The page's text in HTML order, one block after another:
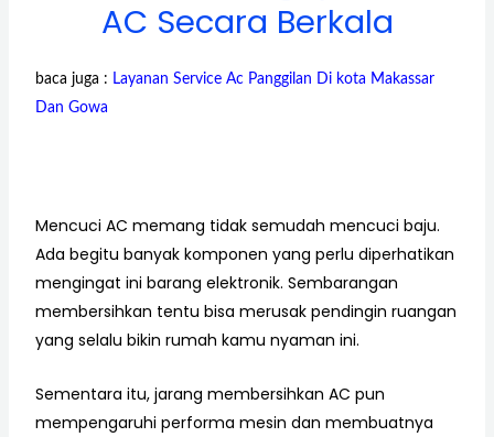
AC Secara Berkala
baca juga : Layanan Service Ac Panggilan Di kota Makassar
Dan Gowa
Mencuci AC memang tidak semudah mencuci baju.
Ada begitu banyak komponen yang perlu diperhatikan
mengingat ini barang elektronik. Sembarangan
membersihkan tentu bisa merusak pendingin ruangan
yang selalu bikin rumah kamu nyaman ini.
Sementara itu, jarang membersihkan AC pun
mempengaruhi performa mesin dan membuatnya